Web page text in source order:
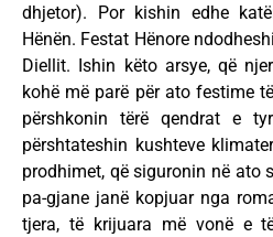
dhjetor). Por kishin edhe
Hënën. Festat Hënore
Diellit. Ishin këto arsye, që
kohë më parë për ato festime
përshkonin tërë qendrat e
përshtateshin kushteve
prodhimet, që siguronin në ato
pa-gjane janë kopjuar nga
tjera, të krijuara më vonë e